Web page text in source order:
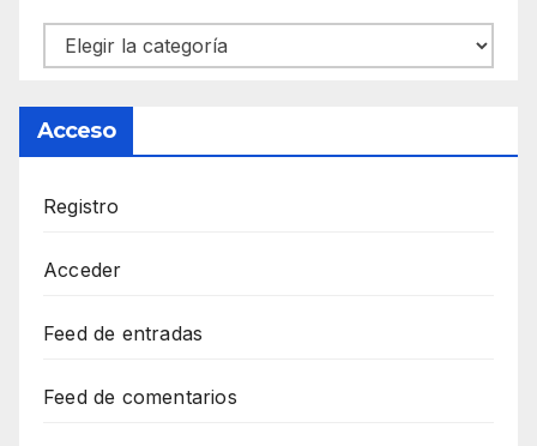
Categorías
Acceso
Registro
Acceder
Feed de entradas
Feed de comentarios